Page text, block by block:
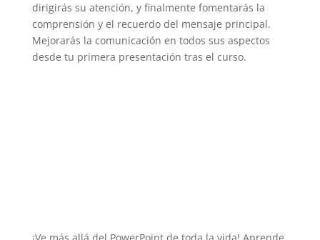
dirigirás su atención, y finalmente fomentarás la
comprensión y el recuerdo del mensaje principal.
Mejorarás la comunicación en todos sus aspectos
desde tu primera presentación tras el curso.